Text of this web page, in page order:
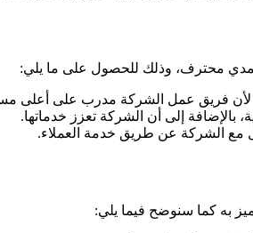
محترف، وذلك للحصول على ما يلي:
لأن فريق عمل الشركة مدرب على أعلى
بالإضافة إلى أن الشركة تعزز خدماتها.
مع الشركة عن طريق خدمة العملاء.
به كما سنوضح فيما يلي: